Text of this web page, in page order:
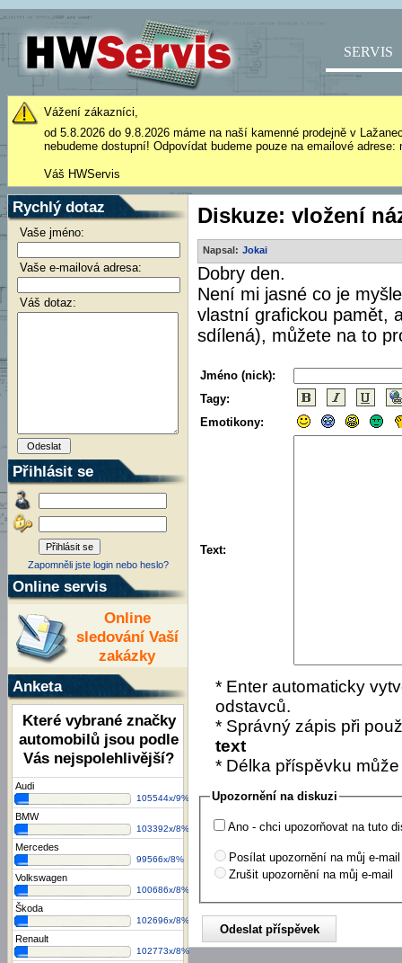
SERVIS
Vážení zákazníci,
od 5.8.2026 do 9.8.2026 máme na naší kamenné prodejně v
nebudeme dostupní! Odpovídat budeme pouze na emailové
Váš HWServis
Rychlý dotaz
Vaše jméno:
Vaše e-mailová adresa:
Váš dotaz:
Přihlásit se
Zapomněli jste login nebo heslo?
Online servis
Online
sledování Vaší
zakázky
Anketa
Které vybrané značky
automobilů jsou podle
Vás nejspolehlivější?
Audi
105544x/9%
BMW
103392x/8%
Mercedes
99566x/8%
Volkswagen
100686x/8%
Škoda
102696x/8%
Renault
102773x/8%
Diskuze: vložení
Napsal: Jokai
Dobry den.
Není mi jasné co je
vlastní grafickou pamět,
sdílená), můžete na to
Jméno (nick):
Tagy:
Emotikony:
Text:
* Enter automaticky
odstavců.
* Správný zápis při
text
* Délka příspěvku
Upozornění na diskuzi
Ano - chci upozorňovat na tuto
Posílat upozornění na můj e-mail
Zrušit upozornění na můj e-mail